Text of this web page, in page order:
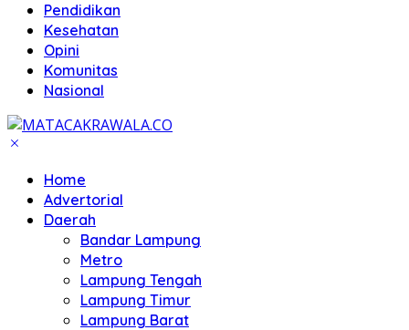
Pendidikan
Kesehatan
Opini
Komunitas
Nasional
Home
Advertorial
Daerah
Bandar Lampung
Metro
Lampung Tengah
Lampung Timur
Lampung Barat